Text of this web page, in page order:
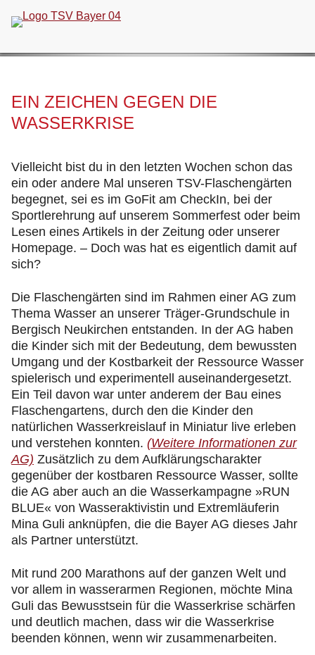
überspringen
EIN ZEICHEN GEGEN DIE
WASSERKRISE
Vielleicht bist du in den letzten Wochen schon das
ein oder andere Mal unseren TSV-Flaschengärten
begegnet, sei es im GoFit am CheckIn, bei der
Sportlerehrung auf unserem Sommerfest oder beim
Lesen eines Artikels in der Zeitung oder unserer
Homepage. – Doch was hat es eigentlich damit auf
sich?
Die Flaschengärten sind im Rahmen einer AG zum
Thema Wasser an unserer Träger-Grundschule in
Bergisch Neukirchen entstanden. In der AG haben
die Kinder sich mit der Bedeutung, dem bewussten
Umgang und der Kostbarkeit der Ressource Wasser
spielerisch und experimentell auseinandergesetzt.
Ein Teil davon war unter anderem der Bau eines
Flaschengartens, durch den die Kinder den
natürlichen Wasserkreislauf in Miniatur live erleben
und verstehen konnten. (Weitere Informationen zur
AG) Zusätzlich zu dem Aufklärungscharakter
gegenüber der kostbaren Ressource Wasser, sollte
die AG aber auch an die Wasserkampagne »RUN
BLUE« von Wasseraktivistin und Extremläuferin
Mina Guli anknüpfen, die die Bayer AG dieses Jahr
als Partner unterstützt.
Mit rund 200 Marathons auf der ganzen Welt und
vor allem in wasserarmen Regionen, möchte Mina
Guli das Bewusstsein für die Wasserkrise schärfen
und deutlich machen, dass wir die Wasserkrise
beenden können, wenn wir zusammenarbeiten.